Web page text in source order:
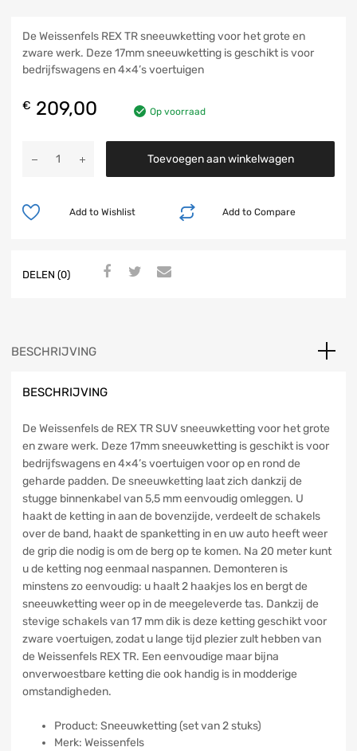
De Weissenfels REX TR sneeuwketting voor het grote en
zware werk. Deze 17mm sneeuwketting is geschikt is voor
bedrijfswagens en 4×4’s voertuigen
€ 209,00 Op voorraad
Toevoegen aan winkelwagen
Add to Compare
Add to Wishlist
DELEN (0)
BESCHRIJVING
BESCHRIJVING
De Weissenfels de REX TR SUV sneeuwketting voor het grote
en zware werk. Deze 17mm sneeuwketting is geschikt is voor
bedrijfswagens en 4×4’s voertuigen voor op en rond de
geharde padden. De sneeuwketting laat zich dankzij de
stugge binnenkabel van 5,5 mm eenvoudig omleggen. U
haakt de ketting in aan de bovenzijde, verdeelt de schakels
over de band, haakt de spanketting in en uw auto heeft weer
de grip die nodig is om de berg op te komen. Na 20 meter kunt
u de ketting nog eenmaal naspannen. Demonteren is
minstens zo eenvoudig: u haalt 2 haakjes los en bergt de
sneeuwketting weer op in de meegeleverde tas. Dankzij de
stevige schakels van 17 mm dik is deze ketting geschikt voor
zware voertuigen, zodat u lange tijd plezier zult hebben van
de Weissenfels REX TR. Een eenvoudige maar bijna
onverwoestbare ketting die ook handig is in modderige
omstandigheden.
Product: Sneeuwketting (set van 2 stuks)
Merk: Weissenfels